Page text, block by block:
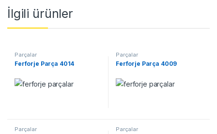
İlgili ürünler
Parçalar
Ferforje Parça 4014
Parçalar
Ferforje Parça 4009
Parçalar Parçalar